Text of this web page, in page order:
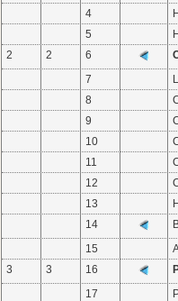
4
5
2
2 6
7
8
9
10
11
12
13
14
15
3
3 16
17